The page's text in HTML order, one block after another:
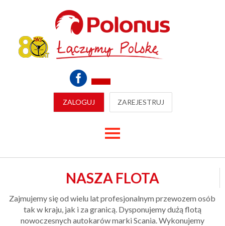
ZALOGUJ ZAREJESTRUJ
NASZA FLOTA
Zajmujemy się od wielu lat profesjonalnym przewozem osób
tak w kraju, jak i za granicą. Dysponujemy dużą flotą
nowoczesnych autokarów marki Scania. Wykonujemy